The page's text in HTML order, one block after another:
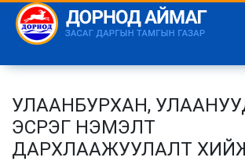
УЛААНБУРХАН,
ЭСРЭГ НЭМЭЛТ
ДАРХЛААЖУУЛАЛТ